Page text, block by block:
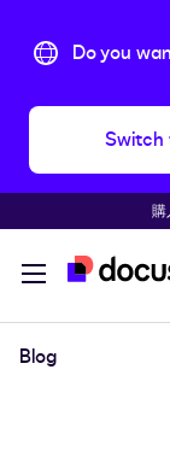
Do you
Switch
Blog